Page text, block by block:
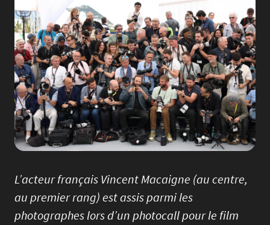
L’acteur français Vincent Macaigne (au centre,
au premier rang) est assis parmi les
photographes lors d’un photocall pour le film